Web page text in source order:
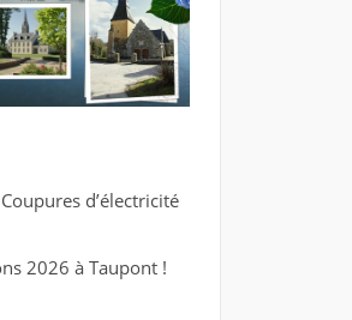
d’électricité
2026 à Taupont !